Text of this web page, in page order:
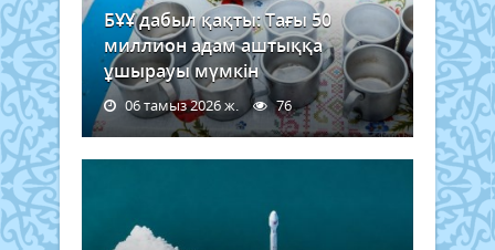
БҰҰ дабыл қақты: Тағы 50
миллион адам аштыққа
ұшырауы мүмкін
06 тамыз 2026 ж. 76